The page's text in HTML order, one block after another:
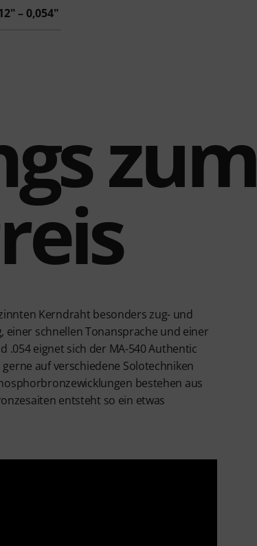
– 0,054"
zum
Kerndraht besonders zug- und
einer schnellen Tonansprache und einer
.054 eignet sich der MA-540 Authentic
auf verschiedene Solotechniken
bestehen aus
entsteht so ein etwas